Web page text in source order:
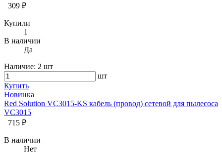
309 ₽
Купили
1
В наличии
Да
Наличие: 2 шт
шт
Купить
Новинка
Red Solution VC3015-KS кабель (провод) сетевой для пылесоса
VC3015
715 ₽
В наличии
Нет